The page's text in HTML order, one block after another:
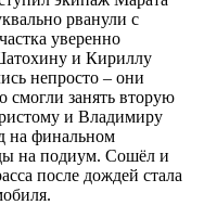
рванули с
уверенно
и Кириллу
непросто – они
смогли занять вторую
и Владимиру
на финальном
на подиум. Сошёл и
после дождей стала